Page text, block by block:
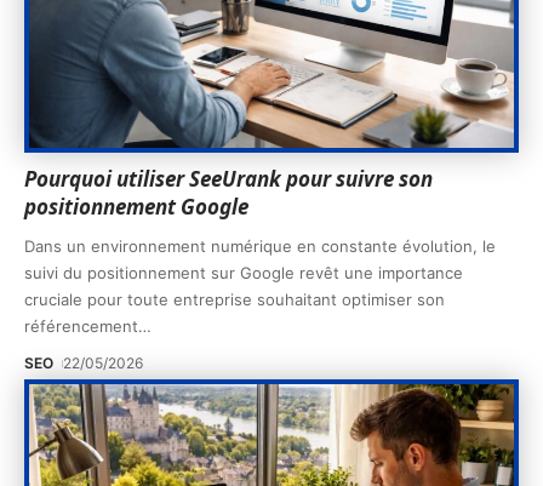
Pourquoi utiliser SeeUrank pour suivre son
positionnement Google
Dans un environnement numérique en constante évolution, le
suivi du positionnement sur Google revêt une importance
cruciale pour toute entreprise souhaitant optimiser son
référencement…
SEO 22/05/2026